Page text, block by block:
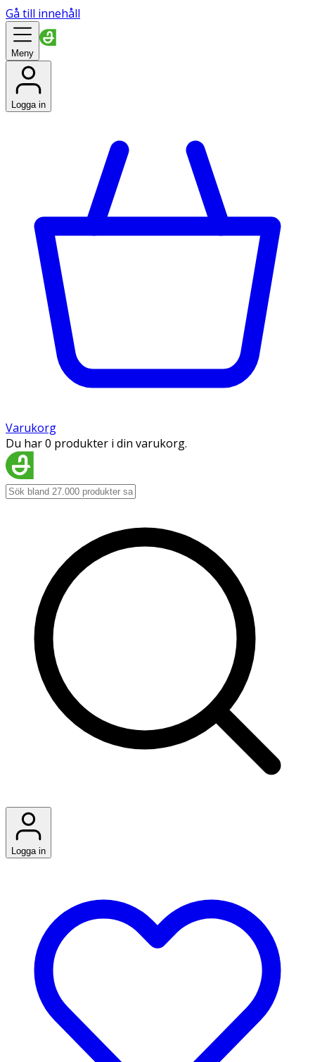
Gå till innehåll
Meny
Logga in
Varukorg
Du har 0 produkter i din varukorg.
Logga in